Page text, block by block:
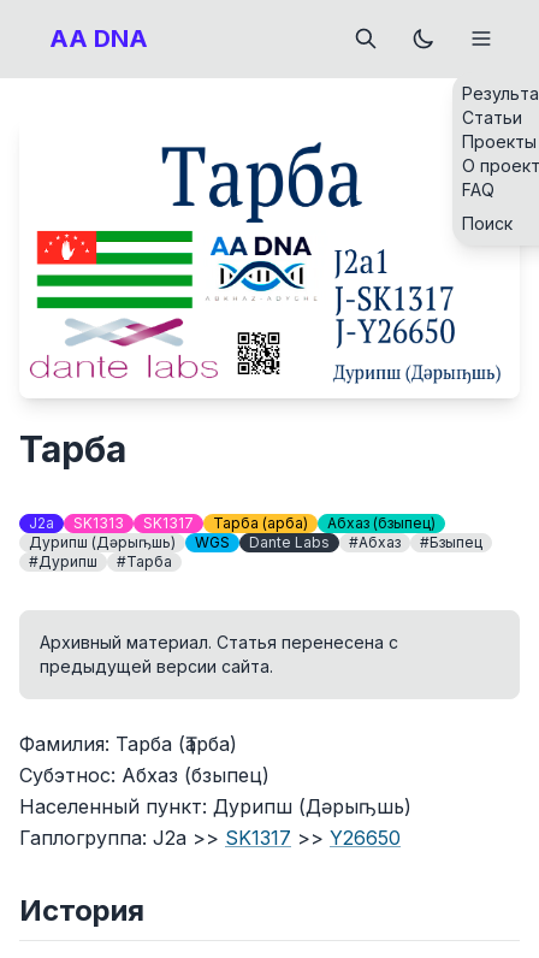
AA DNA
Статьи
Проекты
О
FAQ
Поиск
Тарба
J2a SK1313 SK1317 Тарба (Ҭарба)
Абхаз (бзыпец)
Дурипш (Дәрыҧшь)
WGS Dante Labs #Абхаз
#Бзыпец
#Дурипш
#Тарба
Архивный материал. Статья перенесена с
предыдущей версии сайта.
Фамилия: Тарба (Ҭарба)
Субэтнос: Абхаз (бзыпец)
Населенный пункт: Дурипш (Дәрыҧшь)
Гаплогруппа: J2a >> SK1317 >> Y26650
История